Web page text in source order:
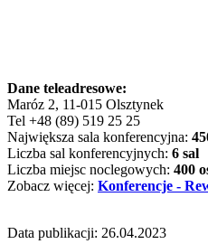
Dane teleadresowe:
Maróz 2, 11-015 Olsztynek
Tel +48 (89) 519 25 25
Największa sala konferencyjna:
Liczba sal konferencyjnych: 6 sal
Liczba miejsc noclegowych: 400
Zobacz więcej: Konferencje -
Data publikacji: 26.04.2023